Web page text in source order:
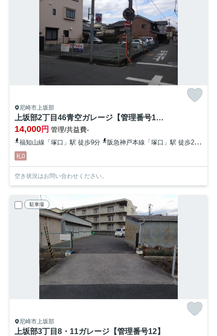
尼崎市上坂部
上坂部2丁目46青空ガレージ【管理番号10】
14,000円 管理/共益費-
福知山線「塚口」駅 徒歩9分 阪急神戸本線「塚口」駅 徒歩22分
礼0
空き状況はお問い合わせください。
駐車場
尼崎市上坂部
上坂部3丁目8・11ガレージ【管理番号12】